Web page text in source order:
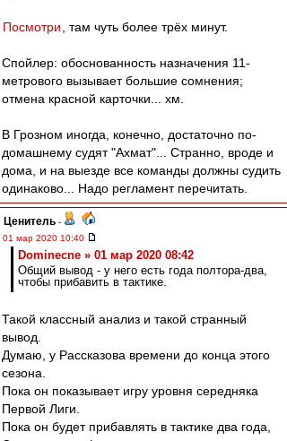
Посмотри , там чуть более трёх минут.
Спойлер: обоснованность назначения 11-
метрового вызывает большие сомнения;
отмена красной карточки... хм.
В Грозном иногда, конечно, достаточно по-
домашнему судят "Ахмат"... Странно, вроде и
дома, и на выезде все команды должны судить
одинаково... Надо регламент перечитать.
Ценитель -
01 мар 2020 10:40
Dominecne » 01 мар 2020 08:42
Общий вывод - у него есть года полтора-два,
чтобы прибавить в тактике.
Такой классный анализ и такой странный
вывод.
Думаю, у Рассказова времени до конца этого
сезона.
Пока он показывает игру уровня середняка
Первой Лиги.
Пока он будет прибавлять в тактике два года,